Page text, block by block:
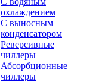
охлаждением
С выносным
конденсатором
Реверсивные
чиллеры
Абсорбционные
чиллеры